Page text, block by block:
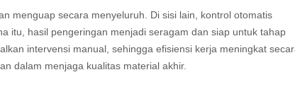
menguap secara menyeluruh. Di sisi lain, kontrol otomatis
itu, hasil pengeringan menjadi seragam dan siap untuk tahap
intervensi manual, sehingga efisiensi kerja meningkat
dalam menjaga kualitas material akhir.